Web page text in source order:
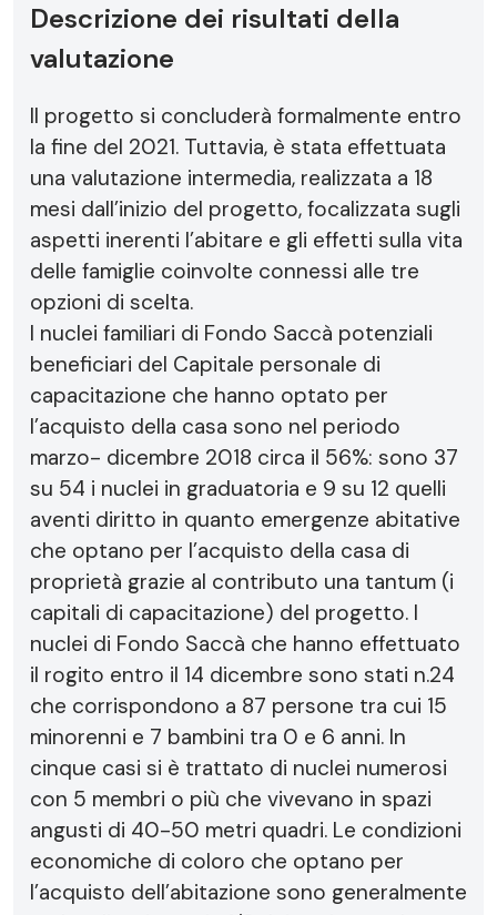
Descrizione dei risultati della
valutazione
Il progetto si concluderà formalmente entro
la fine del 2021. Tuttavia, è stata effettuata
una valutazione intermedia, realizzata a 18
mesi dall’inizio del progetto, focalizzata sugli
aspetti inerenti l’abitare e gli effetti sulla vita
delle famiglie coinvolte connessi alle tre
opzioni di scelta.
I nuclei familiari di Fondo Saccà potenziali
beneficiari del Capitale personale di
capacitazione che hanno optato per
l’acquisto della casa sono nel periodo
marzo- dicembre 2018 circa il 56%: sono 37
su 54 i nuclei in graduatoria e 9 su 12 quelli
aventi diritto in quanto emergenze abitative
che optano per l’acquisto della casa di
proprietà grazie al contributo una tantum (i
capitali di capacitazione) del progetto. I
nuclei di Fondo Saccà che hanno effettuato
il rogito entro il 14 dicembre sono stati n.24
che corrispondono a 87 persone tra cui 15
minorenni e 7 bambini tra 0 e 6 anni. In
cinque casi si è trattato di nuclei numerosi
con 5 membri o più che vivevano in spazi
angusti di 40-50 metri quadri. Le condizioni
economiche di coloro che optano per
l’acquisto dell’abitazione sono generalmente